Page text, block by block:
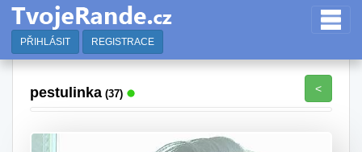
PŘIHLÁSIT REGISTRACE
pestulinka (37) <